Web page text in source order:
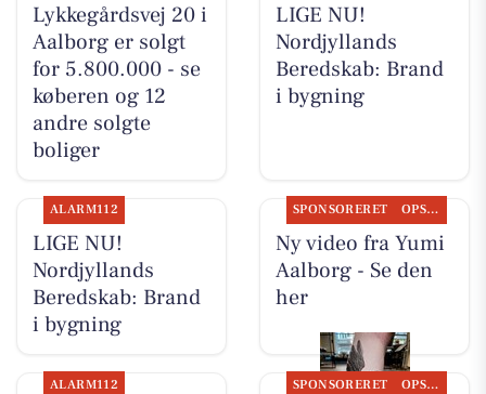
Lykkegårdsvej 20 i
Aalborg er solgt
for 5.800.000 - se
køberen og 12
andre solgte
boliger
LIGE NU!
Nordjyllands
Beredskab: Brand
i bygning
ALARM112
LIGE NU!
Nordjyllands
Beredskab: Brand
i bygning
SPONSORERET OPSLAGSTAVLEN
Ny video fra Yumi
Aalborg - Se den
her
ALARM112 SPONSORERET OPSLAGSTAVLEN